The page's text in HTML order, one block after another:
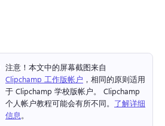
注意！
Clipchamp 工作版帐户 ，相同的原则适用
于 Clipchamp 学校版帐户。 Clipchamp
个人帐户教程可能会有所不同。 了解详细
信息 。